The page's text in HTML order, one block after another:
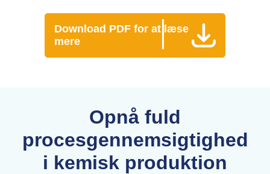
Download PDF for at læse
mere
Opnå fuld
procesgennemsigtighed
i kemisk produktion